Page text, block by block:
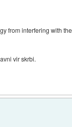
from interfering with
vir skrbi.